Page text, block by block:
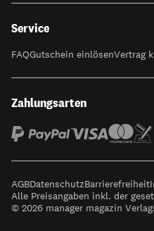
Service
FAQGutschein einlösenVertrag
Zahlungsarten
AGBDatenschutzBarrierefreiheit
Alle Preisangaben inkl. der
© 2026 manager magazin